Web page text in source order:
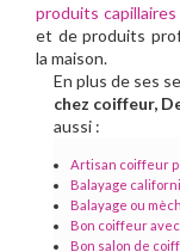
produits
et de produits
la maison.
En plus de ses
chez coiffeur,
aussi :
Artisan coiffeur
Balayage
Balayage ou
Bon coiffeur
Bon salon de